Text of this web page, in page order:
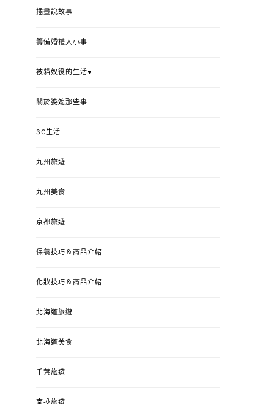
插畫說故事
籌備婚禮大小事
被貓奴役的生活♥
關於婆媳那些事
3C生活
九州旅遊
九州美食
京都旅遊
保養技巧＆商品介紹
化妝技巧＆商品介紹
北海道旅遊
北海道美食
千葉旅遊